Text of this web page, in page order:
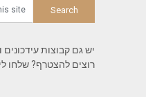
יש גם קבוצות עידכונים
רוצים להצטרף? שלחו